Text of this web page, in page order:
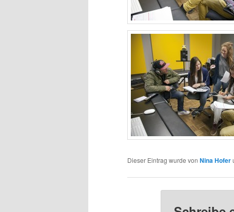
Dieser Eintrag wurde von Nina Hofer